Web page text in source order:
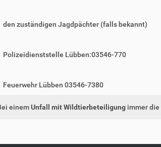
den zuständigen Jagdpächter (falls bekannt)
Polizeidienststelle Lübben:03546-770
Feuerwehr Lübben 03546-7380
einemUnfall mit Wildtierbeteiligungimmer die